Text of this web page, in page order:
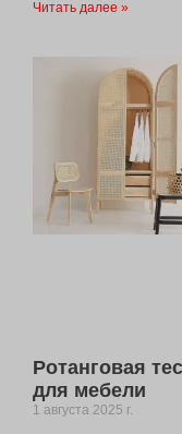
Читать далее »
Ротанговая
для мебели
1 августа 2025 г.